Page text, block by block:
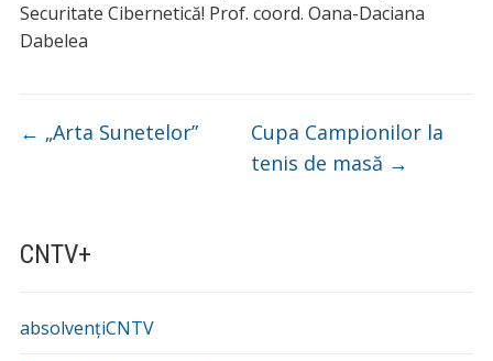
CNTV+
absolvențiCNTV
Securitate Cibernetică! Prof. coord. Oana-Daciana
Dabelea
← „Arta Sunetelor”
Cupa Campionilor la
tenis de masă →